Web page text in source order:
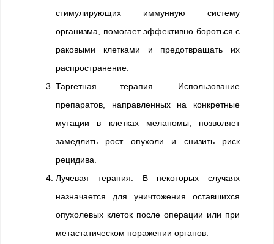
стимулирующих иммунную систему
организма, помогает эффективно бороться с
раковыми клетками и предотвращать их
распространение.
Таргетная терапия. Использование
препаратов, направленных на конкретные
мутации в клетках меланомы, позволяет
замедлить рост опухоли и снизить риск
рецидива.
Лучевая терапия. В некоторых случаях
назначается для уничтожения оставшихся
опухолевых клеток после операции или при
метастатическом поражении органов.